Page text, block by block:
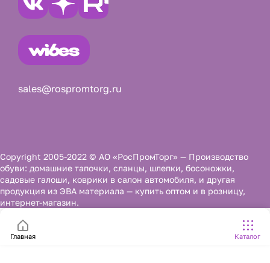
sales@rospromtorg.ru
Copyright 2005-2022 © АО «РосПромТорг» — Производство
обуви: домашние тапочки, сланцы, шлепки, босоножки,
садовые галоши, коврики в салон автомобиля, и другая
продукция из ЭВА материала — купить оптом и в розницу,
интернет-магазин.
Главная Каталог